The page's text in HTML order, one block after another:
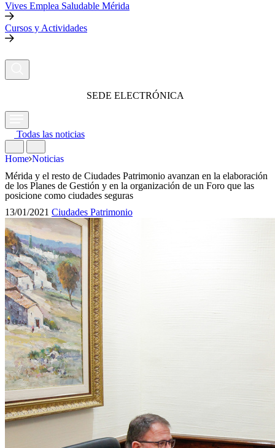
Vives Emplea Saludable Mérida
Cursos y Actividades
SEDE ELECTRÓNICA
Todas las noticias
Home Noticias
Mérida y el resto de Ciudades Patrimonio avanzan en la elaboración
de los Planes de Gestión y en la organización de un Foro que las
posicione como ciudades seguras
13/01/2021 Ciudades Patrimonio